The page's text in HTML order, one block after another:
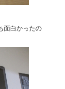
面白かったの